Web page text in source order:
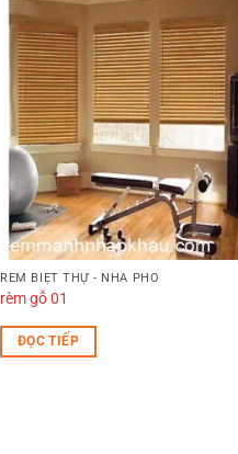
RÈM BIỆT THỰ - NHÀ PHỐ
rèm gỗ 01
ĐỌC TIẾP